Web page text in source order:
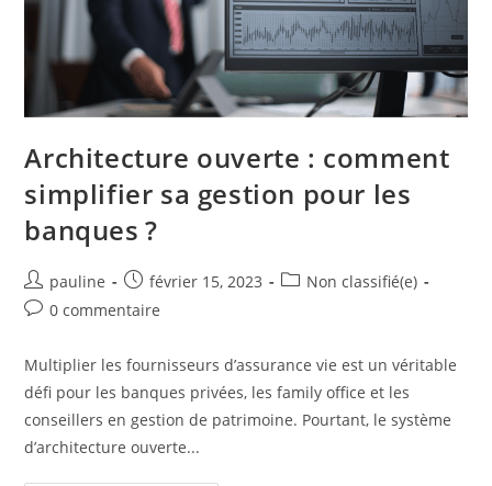
Architecture ouverte : comment
simplifier sa gestion pour les
banques ?
pauline février 15, 2023
Non classifié(e)
0 commentaire
Multiplier les fournisseurs d’assurance vie est un véritable
défi pour les banques privées, les family office et les
conseillers en gestion de patrimoine. Pourtant, le système
d’architecture ouverte...